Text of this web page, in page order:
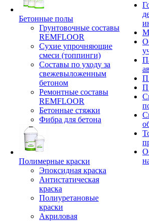
Бетонные полы
Грунтовочные составы
REMFLOOR
Сухие упрочняющие
смеси (топпинги)
Составы по уходу за
свежевыложенным
бетоном
Ремонтные составы
REMFLOOR
Бетонные стяжки
Фибра для бетона
Полимерные краски
Эпоксидная краска
Антистатическая
краска
Полиуретановые
краски
Акриловая